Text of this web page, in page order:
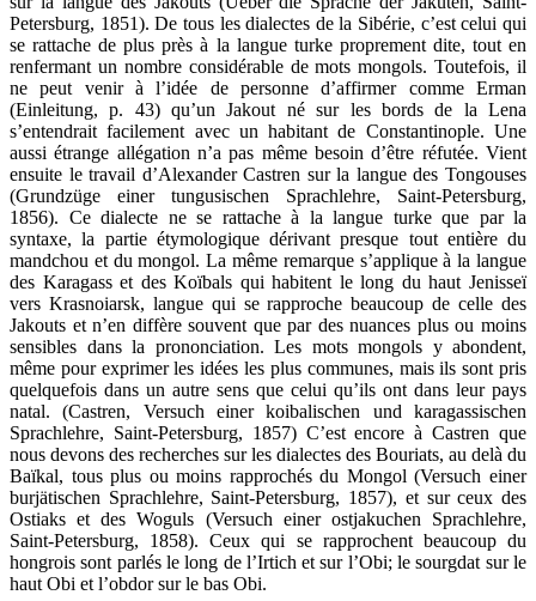
Petersburg, 1851). De tous les dialectes de la Sibérie, c’est celui qui
se rattache de plus près à la langue turke proprement dite, tout en
renfermant un nombre considérable de mots mongols. Toutefois, il
ne peut venir à l’idée de personne d’affirmer comme Erman
(Einleitung, p. 43) qu’un Jakout né sur les bords de la Lena
s’entendrait facilement avec un habitant de Constantinople. Une
aussi étrange allégation n’a pas même besoin d’être réfutée. Vient
ensuite le travail d’Alexander Castren sur la langue des Tongouses
(Grundzüge einer tungusischen Sprachlehre, Saint-Petersburg,
1856). Ce dialecte ne se rattache à la langue turke que par la
syntaxe, la partie étymologique dérivant presque tout entière du
mandchou et du mongol. La même remarque s’applique à la langue
des Karagass et des Koïbals qui habitent le long du haut Jenisseï
vers Krasnoiarsk, langue qui se rapproche beaucoup de celle des
Jakouts et n’en diffère souvent que par des nuances plus ou moins
sensibles dans la prononciation. Les mots mongols y abondent,
même pour exprimer les idées les plus communes, mais ils sont pris
quelquefois dans un autre sens que celui qu’ils ont dans leur pays
natal. (Castren, Versuch einer koibalischen und karagassischen
Sprachlehre, Saint-Petersburg, 1857) C’est encore à Castren que
nous devons des recherches sur les dialectes des Bouriats, au delà du
Baïkal, tous plus ou moins rapprochés du Mongol (Versuch einer
burjätischen Sprachlehre, Saint-Petersburg, 1857), et sur ceux des
Ostiaks et des Woguls (Versuch einer ostjakuchen Sprachlehre,
Saint-Petersburg, 1858). Ceux qui se rapprochent beaucoup du
hongrois sont parlés le long de l’Irtich et sur l’Obi; le sourgdat sur le
haut Obi et l’obdor sur le bas Obi.